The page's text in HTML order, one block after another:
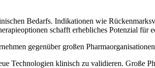
Bedarfs. Indikationen wie
schafft erhebliches Potenzial
gegenüber großen
Technologien klinisch zu validieren. Große